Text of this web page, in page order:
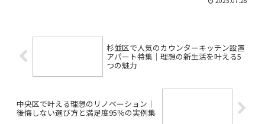
ばいいのかわからない」「失敗したくな
杉並区で人気のカウンターキッチン設置
アパート特集｜理想の新生活を叶える5
つの魅力
中央区で叶える理想のリノベーション｜
後悔しない選び方と満足度95％の実例集